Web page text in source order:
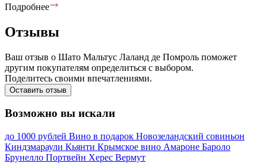
Подробнее
Отзывы
Ваш отзыв о Шато Мальтус Лаланд де Помроль поможет
другим покупателям определиться с выбором.
Поделитесь своими впечатлениями.
Оставить отзыв
Возможно вы искали
до 1000 рублей Вино в подарок Новозеландский совиньон
Киндзмараули Кьянти Крымское вино Амароне Бароло
Брунелло Портвейн Херес Вермут